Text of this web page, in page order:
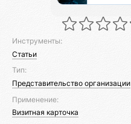
Инструменты:
Статьи
Тип:
Представительство организации
Применение:
Визитная карточка